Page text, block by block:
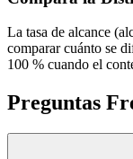
La tasa de alcance
comparar cuánto se
100 % cuando el
Preguntas